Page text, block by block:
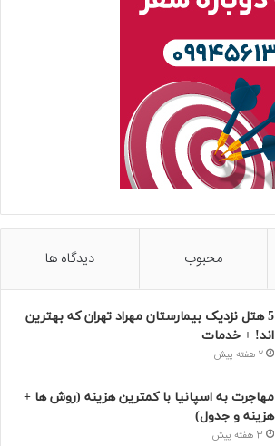
محبوب دیدگاه ها
5 هتل نزدیک بیمارستان مهراد تهران که بهترین‌
اند! + خدمات
2 هفته پیش
مهاجرت به اسپانیا با کمترین هزینه (روش ها +
هزینه و جدول)
3 هفته پیش